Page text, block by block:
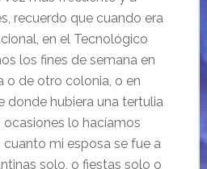
recuerdo que cuando era
en el Tecnológico
los fines de semana en
o de otro colonia, o en
donde hubiera una tertulia
ocasiones lo hacíamos
cuanto mi esposa se fue a
solo, o fiestas solo o